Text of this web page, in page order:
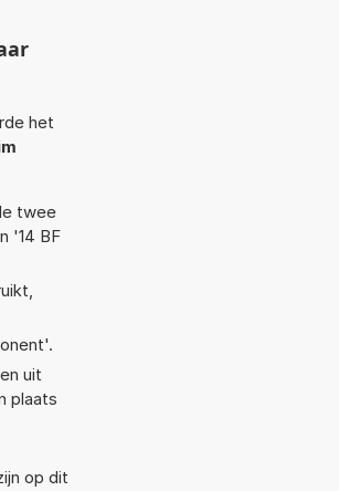
het
twee
'14 BF
uit
plaats
op dit